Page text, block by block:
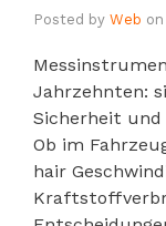
Posted by Web on
Jahrzehnten:
Sicherheit
Ob im
hair